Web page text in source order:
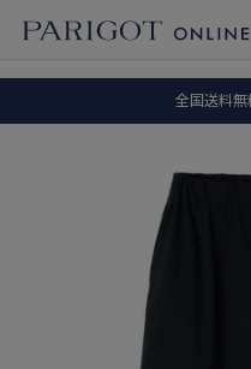
全国送料